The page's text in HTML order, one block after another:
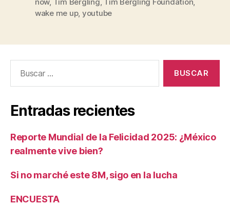
wake me up, youtube
Entradas recientes
Reporte Mundial de la Felicidad 2025: ¿México
realmente vive bien?
Si no marché este 8M, sigo en la lucha
ENCUESTA